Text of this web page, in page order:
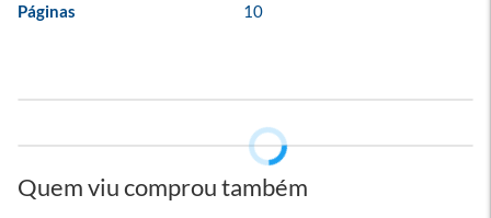
Páginas
10
Quem viu comprou também